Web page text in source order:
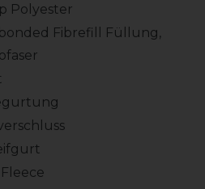
Polyester
Fibrefill Füllung,